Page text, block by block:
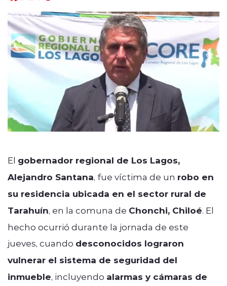
El gobernador regional de Los Lagos,
Alejandro Santana, fue víctima de un robo en
su residencia ubicada en el sector rural de
Tarahuín, en la comuna de Chonchi, Chiloé. El
hecho ocurrió durante la jornada de este
jueves, cuando desconocidos lograron
vulnerar el sistema de seguridad del
inmueble, incluyendo alarmas y cámaras de